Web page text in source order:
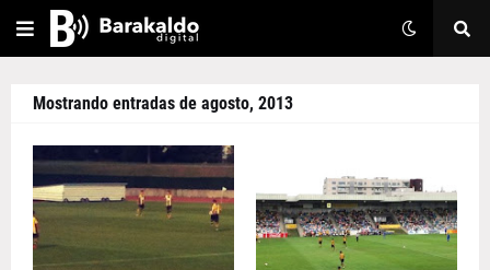
Mostrando entradas de agosto, 2013